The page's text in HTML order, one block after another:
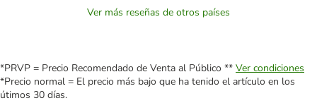
Ver más reseñas de otros países
*PRVP = Precio Recomendado de Venta al Público ** Ver condiciones
*Precio normal = El precio más bajo que ha tenido el artículo en los
útimos 30 días.